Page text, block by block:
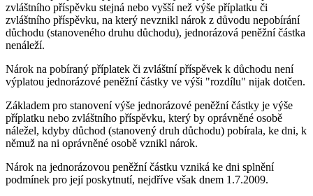
zvláštního příspěvku stejná nebo vyšší než výše příplatku či
zvláštního příspěvku, na který nevznikl nárok z důvodu nepobírání
důchodu (stanoveného druhu důchodu), jednorázová peněžní částka
nenáleží.
Nárok na pobíraný příplatek či zvláštní příspěvek k důchodu není
výplatou jednorázové peněžní částky ve výši "rozdílu" nijak dotčen.
Základem pro stanovení výše jednorázové peněžní částky je výše
příplatku nebo zvláštního příspěvku, který by oprávněné osobě
náležel, kdyby důchod (stanovený druh důchodu) pobírala, ke dni, k
němuž na ni oprávněné osobě vznikl nárok.
Nárok na jednorázovou peněžní částku vzniká ke dni splnění
podmínek pro její poskytnutí, nejdříve však dnem 1.7.2009.